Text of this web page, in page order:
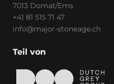
7013 Domat/Ems
+41 81 515 71 47
info@major-stoneage.ch
Teil von